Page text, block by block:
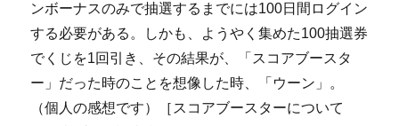
ンボーナスのみで抽選するまでには100日間ログイン
する必要がある。しかも、ようやく集めた100抽選券
でくじを1回引き、その結果が、「スコアブースタ
ー」だった時のことを想像した時、「ウーン」。
（個人の感想です）［スコアブースターについて